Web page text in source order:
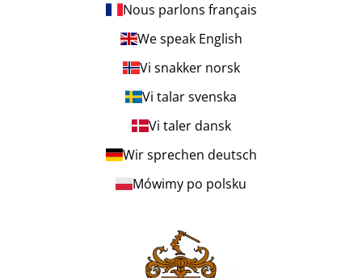
Nous parlons français
We speak English
Vi snakker norsk
Vi talar svenska
Vi taler dansk
Wir sprechen deutsch
Mówimy po polsku